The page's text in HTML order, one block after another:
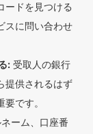
ードを見つける
スに問い合わせ
: 受取人の銀行
提供されるはず
です。
ーム、口座番